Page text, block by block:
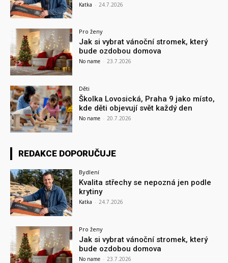
Katka - 24.7.2026
Pro ženy
Jak si vybrat vánoční stromek, který
bude ozdobou domova
No name - 23.7.2026
Děti
Školka Lovosická, Praha 9 jako místo,
kde děti objevují svět každý den
No name - 20.7.2026
REDAKCE DOPORUČUJE
Bydlení
Kvalita střechy se nepozná jen podle
krytiny
Katka - 24.7.2026
Pro ženy
Jak si vybrat vánoční stromek, který
bude ozdobou domova
No name - 23.7.2026